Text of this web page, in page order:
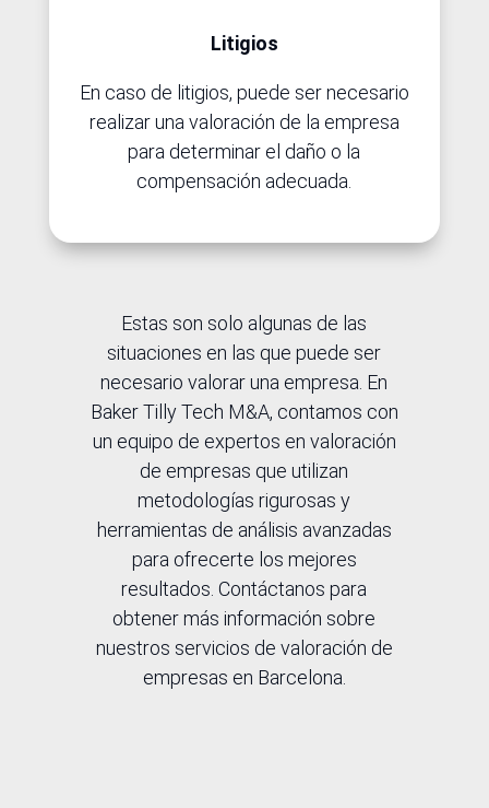
Litigios
En caso de litigios, puede ser necesario
realizar una valoración de la empresa
para determinar el daño o la
compensación adecuada.
Estas son solo algunas de las
situaciones en las que puede ser
necesario valorar una empresa. En
Baker Tilly Tech M&A, contamos con
un equipo de expertos en valoración
de empresas que utilizan
metodologías rigurosas y
herramientas de análisis avanzadas
para ofrecerte los mejores
resultados. Contáctanos para
obtener más información sobre
nuestros servicios de valoración de
empresas en Barcelona.